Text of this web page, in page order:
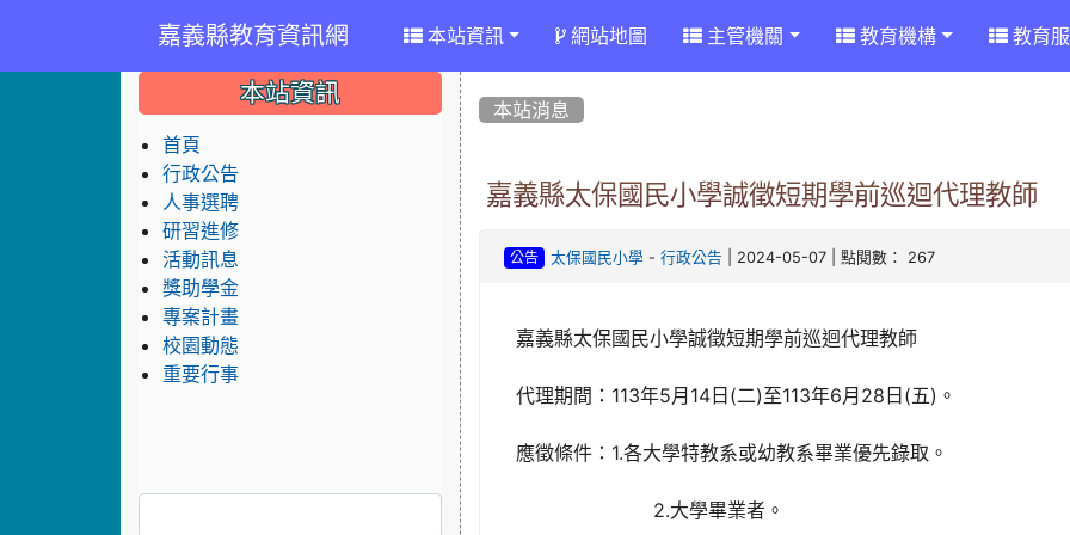
嘉義縣教育資訊網 本站資訊 網站地圖 主管機關 教育機構 教育
本站消息
嘉義縣太保國民小學誠徵短期學前巡迴代理教師
公告 太保國民小學 - 行政公告 | 2024-05-07 | 點閱數： 267
嘉義縣太保國民小學誠徵短期學前巡迴代理教師
代理期間：113年5月14日(二)至113年6月28日(五)。
應徵條件：1.各大學特教系或幼教系畢業優先錄取。
2.大學畢業者。
::: 本站資訊
首頁
行政公告
人事選聘
研習進修
活動訊息
獎助學金
專案計畫
校園動態
重要行事